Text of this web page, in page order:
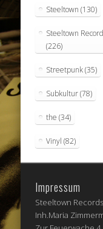
Steeltown (130)
Steeltown
(226)
Streetpunk(35)
Subkultur(78)
the (34)
Vinyl (82)
Impressum
Steeltown Records
Inh.Maria